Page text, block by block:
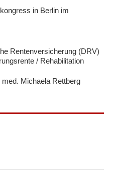
in Berlin im
Rentenversicherung (DRV)
/ Rehabilitation
Michaela Rettberg